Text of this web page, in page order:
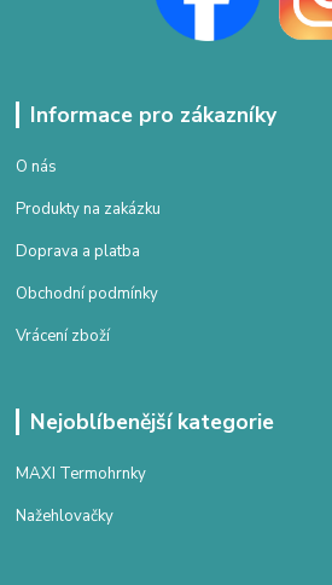
Informace pro zákazníky
O nás
Produkty na zakázku
Doprava a platba
Obchodní podmínky
Vrácení zboží
Nejoblíbenější kategorie
MAXI Termohrnky
Nažehlovačky